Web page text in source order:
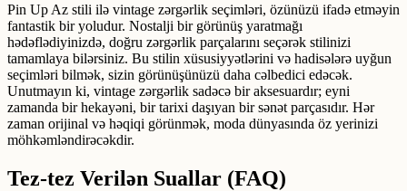
Pin Up Az stili ilə vintage zərgərlik seçimləri, özünüzü ifadə etməyin
fantastik bir yoludur. Nostalji bir görünüş yaratmağı
hədəflədiyinizdə, doğru zərgərlik parçalarını seçərək stilinizi
tamamlaya bilərsiniz. Bu stilin xüsusiyyətlərini və hadisələrə uyğun
seçimləri bilmək, sizin görünüşünüzü daha cəlbedici edəcək.
Unutmayın ki, vintage zərgərlik sadəcə bir aksesuardır; eyni
zamanda bir hekayəni, bir tarixi daşıyan bir sənət parçasıdır. Hər
zaman orijinal və həqiqi görünmək, moda dünyasında öz yerinizi
möhkəmləndirəcəkdir.
Tez-tez Verilən Suallar (FAQ)